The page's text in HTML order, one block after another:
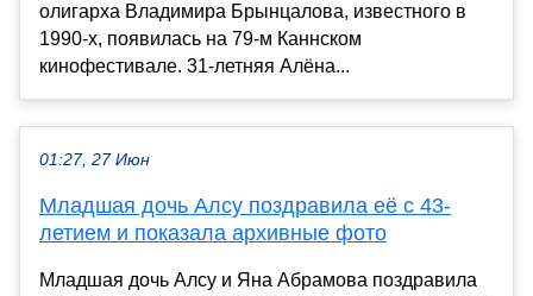
олигарха Владимира Брынцалова, известного в
1990-х, появилась на 79-м Каннском
кинофестивале. 31-летняя Алёна...
01:27, 27 Июн
Младшая дочь Алсу поздравила её с 43-
летием и показала архивные фото
Младшая дочь Алсу и Яна Абрамова поздравила